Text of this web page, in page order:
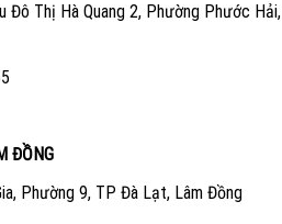
Đô Thị Hà Quang 2, Phường Phước Hải,
ĐỒNG
Phường 9, TP Đà Lạt, Lâm Đồng